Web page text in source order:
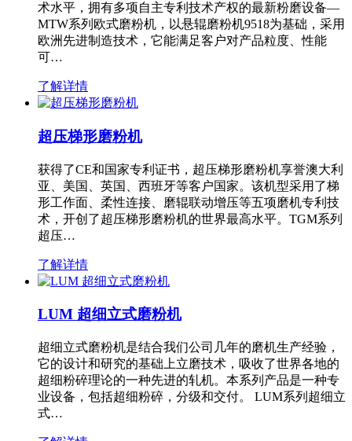
术水平，拥有多项自主专利技术产权的最新粉磨设备—
MTW系列欧式磨粉机，以悬辊磨粉机9518为基础，采用
欧洲先进制造技术，它能满足客户对产品粒度、性能
可…
了解详情
超压梯形磨粉机
获得了CE和国家专利证书，超压梯形磨粉机享誉澳大利
亚、美国、英国、西班牙等客户国家。该机型采用了梯
形工作面、柔性连接、磨辊联动增压等五项磨机专利技
术，开创了超压梯形磨粉机的世界最高水平。TGM系列
超压…
了解详情
LUM 超细立式磨粉机
超细立式磨粉机是结合我们公司几年的磨机生产经验，
它的设计和研究的基础上立磨技术，吸收了世界各地的
超细粉碎理论的一种先进的轧机。本系列产品是一种专
业设备，包括超细粉碎，分级和交付。 LUM系列超细立
式…